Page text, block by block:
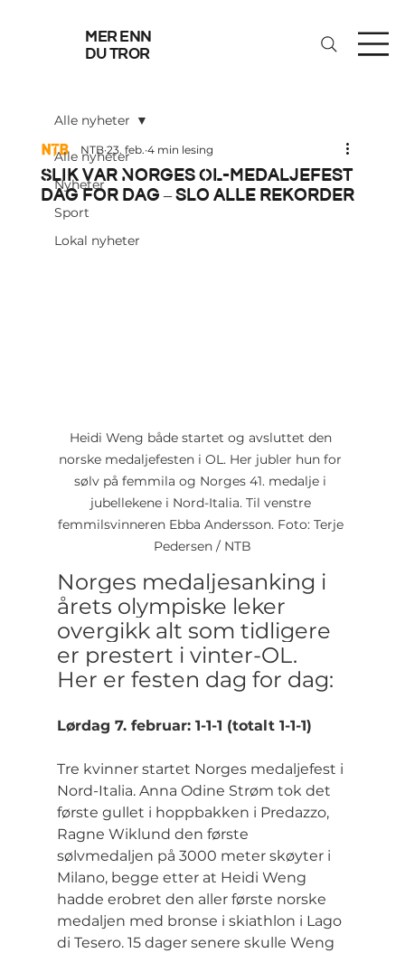
mer enn
du tror
Alle nyheter
Nyheter
Sport
Lokal nyheter
Alle nyheter
Slik var Norges OL-medaljefest
dag for dag – slo alle rekorder
NTB 23. feb. 4 min lesing
Heidi Weng både startet og avsluttet den
norske medaljefesten i OL. Her jubler hun for
sølv på femmila og Norges 41. medalje i
jubellekene i Nord-Italia. Til venstre
femmilsvinneren Ebba Andersson. Foto: Terje
Pedersen / NTB
Norges medaljesanking i
årets olympiske leker
overgikk alt som tidligere
er prestert i vinter-OL.
Her er festen dag for dag:
Lørdag 7. februar: 1-1-1 (totalt 1-1-1)
Tre kvinner startet Norges medaljefest i
Nord-Italia. Anna Odine Strøm tok det
første gullet i hoppbakken i Predazzo,
Ragne Wiklund den første
sølvmedaljen på 3000 meter skøyter i
Milano, begge etter at Heidi Weng
hadde erobret den aller første norske
medaljen med bronse i skiathlon i Lago
di Tesero. 15 dager senere skulle Weng